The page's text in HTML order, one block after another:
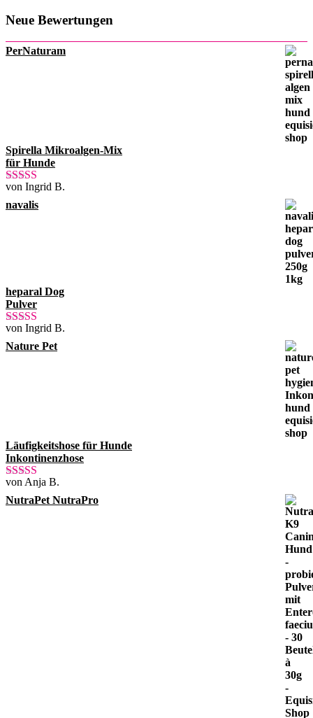
Neue Bewertungen
PerNaturam
Spirella Mikroalgen-Mix
für Hunde
Bewertet mit
5von 5
von Ingrid B.
navalis
heparal Dog
Pulver
Bewertet mit
5von 5
von Ingrid B.
Nature Pet
Läufigkeitshose für Hunde
Inkontinenzhose
Bewertet mit
5von 5
von Anja B.
NutraPet NutraPro